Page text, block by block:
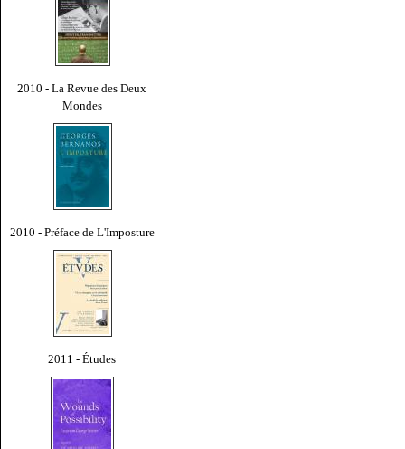
2010 - La Revue des Deux
Mondes
2010 - Préface de L'Imposture
2011 - Études